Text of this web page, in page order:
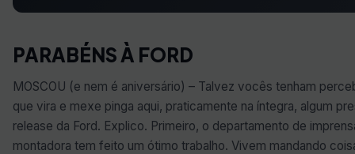
PARABÉNS À FORD
MOSCOU (e nem é aniversário) – Talvez vocês tenham
que vira e mexe pinga aqui, praticamente na íntegra, algum
release da Ford. Explico. Primeiro, o departamento de
montadora tem feito um ótimo trabalho. Vivem mandando